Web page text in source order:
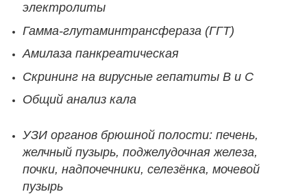
электролиты
Гамма-глутаминтрансфераза (ГГТ)
Амилаза панкреатическая
Скрининг на вирусные гепатиты B и C
Общий анализ кала
УЗИ органов брюшной полости: печень,
желчный пузырь, поджелудочная железа,
почки, надпочечники, селезёнка, мочевой
пузырь